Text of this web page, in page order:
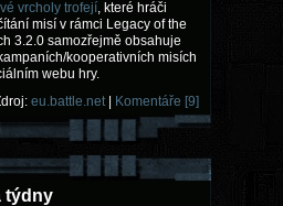
vrcholy trofejí, které hráči
misí v rámci Legacy of the
3.2.0 samozřejmě obsahuje
kooperativních misích
webu hry.
eu.battle.net Komentáře [9]
týdny